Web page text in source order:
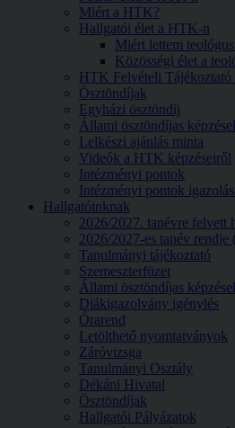
Miért a HTK?
Hallgatói élet a HTK-n
Miért lettem
Közösségi élet a
HTK Felvételi Tájékoztató
Ösztöndíjak
Egyházi ösztöndíj
Állami ösztöndíjas
Lelkészi ajánlás minta
Videók a HTK képzéseiről
Intézményi pontok
Intézményi pontok
Hallgatóinknak
2026/2027. tanévre felvett
2026/2027-es tanév rendje
Tanulmányi tájékoztató
Szemeszterfüzet
Állami ösztöndíjas
Diákigazolvány igénylés
Órarend
Letölthető nyomtatványok
Záróvizsga
Tanulmányi Osztály
Dékáni Hivatal
Ösztöndíjak
Hallgatói Pályázatok